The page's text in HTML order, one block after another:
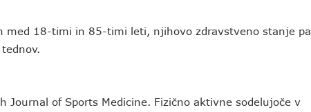
med 18-timi in 85-timi leti, njihovo zdravstveno stanje pa
Journal of Sports Medicine. Fizično aktivne sodelujoče v